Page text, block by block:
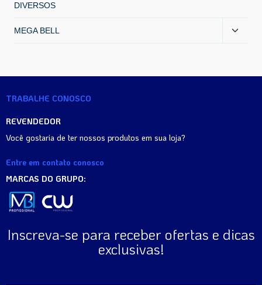
DIVERSOS
MEGA BELL
TRABALHE CONOSCO
REVENDEDOR
Você gostaria de ter nossos produtos em sua loja?
Entre em contato conosco
MARCAS DO GRUPO:
Inscreva-se para receber ofertas e dicas
exclusivas!